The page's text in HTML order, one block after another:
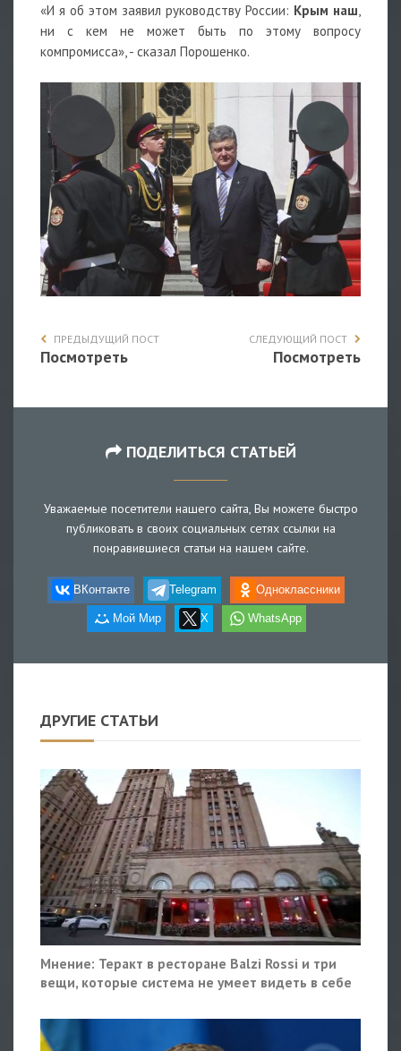
«И я об этом заявил руководству России: Крым наш,
ни с кем не может быть по этому вопросу
компромисса», - сказал Порошенко.
ПРЕДЫДУЩИЙ ПОСТ
Посмотреть
СЛЕДУЮЩИЙ ПОСТ
Посмотреть
ПОДЕЛИТЬСЯ СТАТЬЕЙ
Уважаемые посетители нашего сайта, Вы можете быстро
публиковать в своих социальных сетях ссылки на
понравившиеся статьи на нашем сайте.
ВКонтакте Telegram Одноклассники
Мой Мир X WhatsApp
ДРУГИЕ СТАТЬИ
Мнение: Теракт в ресторане Balzi Rossi и три
вещи, которые система не умеет видеть в себе